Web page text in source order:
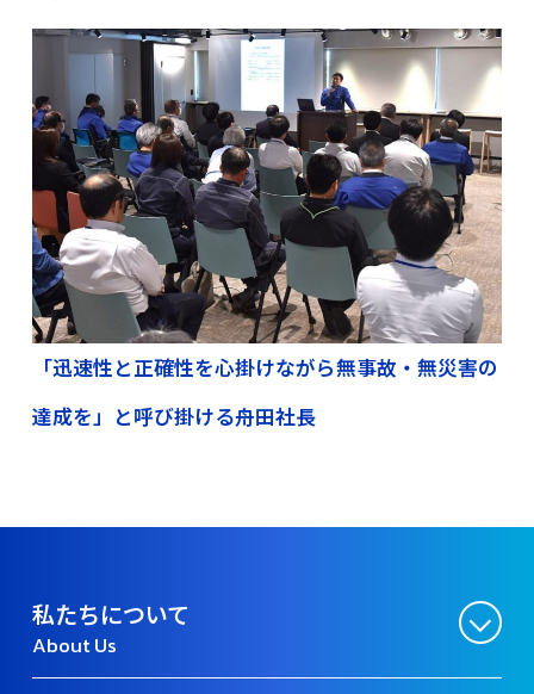
「迅速性と正確性を心掛けながら無事故・無災害の
達成を」と呼び掛ける舟田社長
私たちについて
About Us